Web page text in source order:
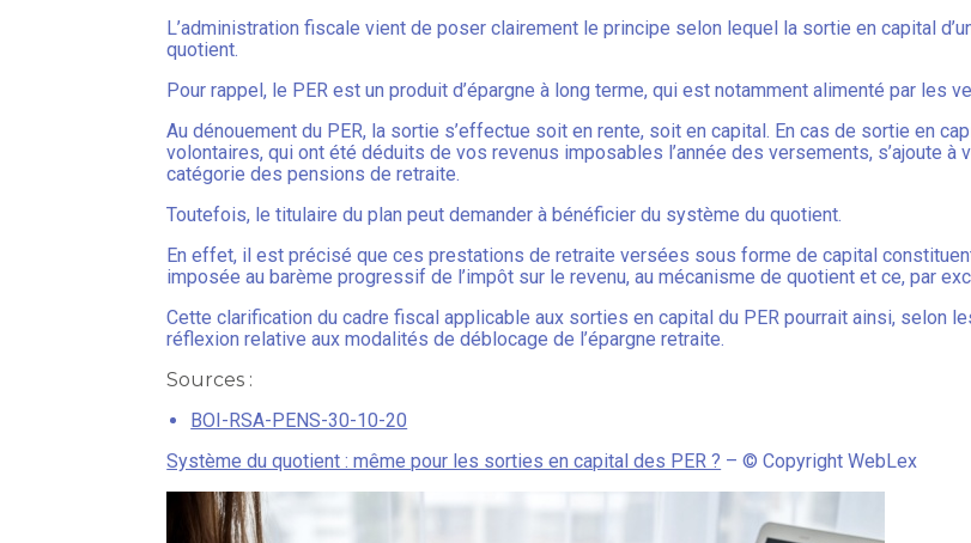
L’administration fiscale vient de poser clairement le principe selon lequel la sortie en capital
quotient.
Pour rappel, le PER est un produit d’épargne à long terme, qui est notamment alimenté par les
Au dénouement du PER, la sortie s’effectue soit en rente, soit en capital. En cas de sortie en
volontaires, qui ont été déduits de vos revenus imposables l’année des versements, s’ajoute à
catégorie des pensions de retraite.
Toutefois, le titulaire du plan peut demander à bénéficier du système du quotient.
En effet, il est précisé que ces prestations de retraite versées sous forme de capital
imposée au barème progressif de l’impôt sur le revenu, au mécanisme de quotient et ce, par
Cette clarification du cadre fiscal applicable aux sorties en capital du PER pourrait ainsi, selon
réflexion relative aux modalités de déblocage de l’épargne retraite.
Sources :
BOI-RSA-PENS-30-10-20
Système du quotient : même pour les sorties en capital des PER ? – © Copyright WebLex